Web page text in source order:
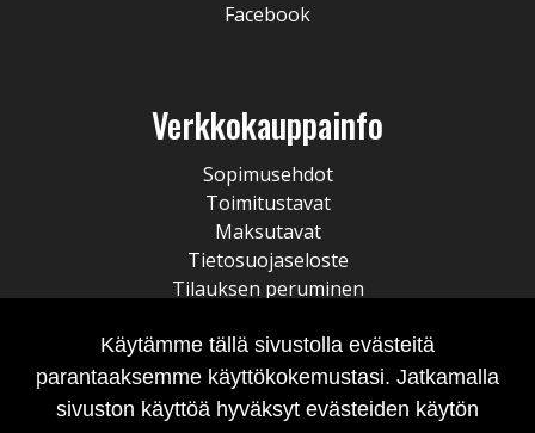
Facebook
Verkkokauppainfo
Sopimusehdot
Toimitustavat
Maksutavat
Tietosuojaseloste
Tilauksen peruminen
Käytämme tällä sivustolla evästeitä
parantaaksemme käyttökokemustasi. Jatkamalla
sivuston käyttöä hyväksyt evästeiden käytön